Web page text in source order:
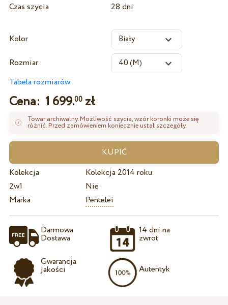
Czas szycia
28 dni
Kolor
Rozmiar
Tabela rozmiarów
Cena: 1 699.00zł
Towar archiwalny. Możliwość szycia, wzór koronki może się
różnić. Przed zamówieniem koniecznie ustal szczegóły.
Kolekcja
Kolekcja 2014 roku
2w1
Nie
Marka
Pentelei
Darmowa
Dostawa
Gwarancja
jakości
14 dni na
zwrot
Autentyk